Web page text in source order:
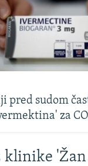
pred sudom
za
klinike